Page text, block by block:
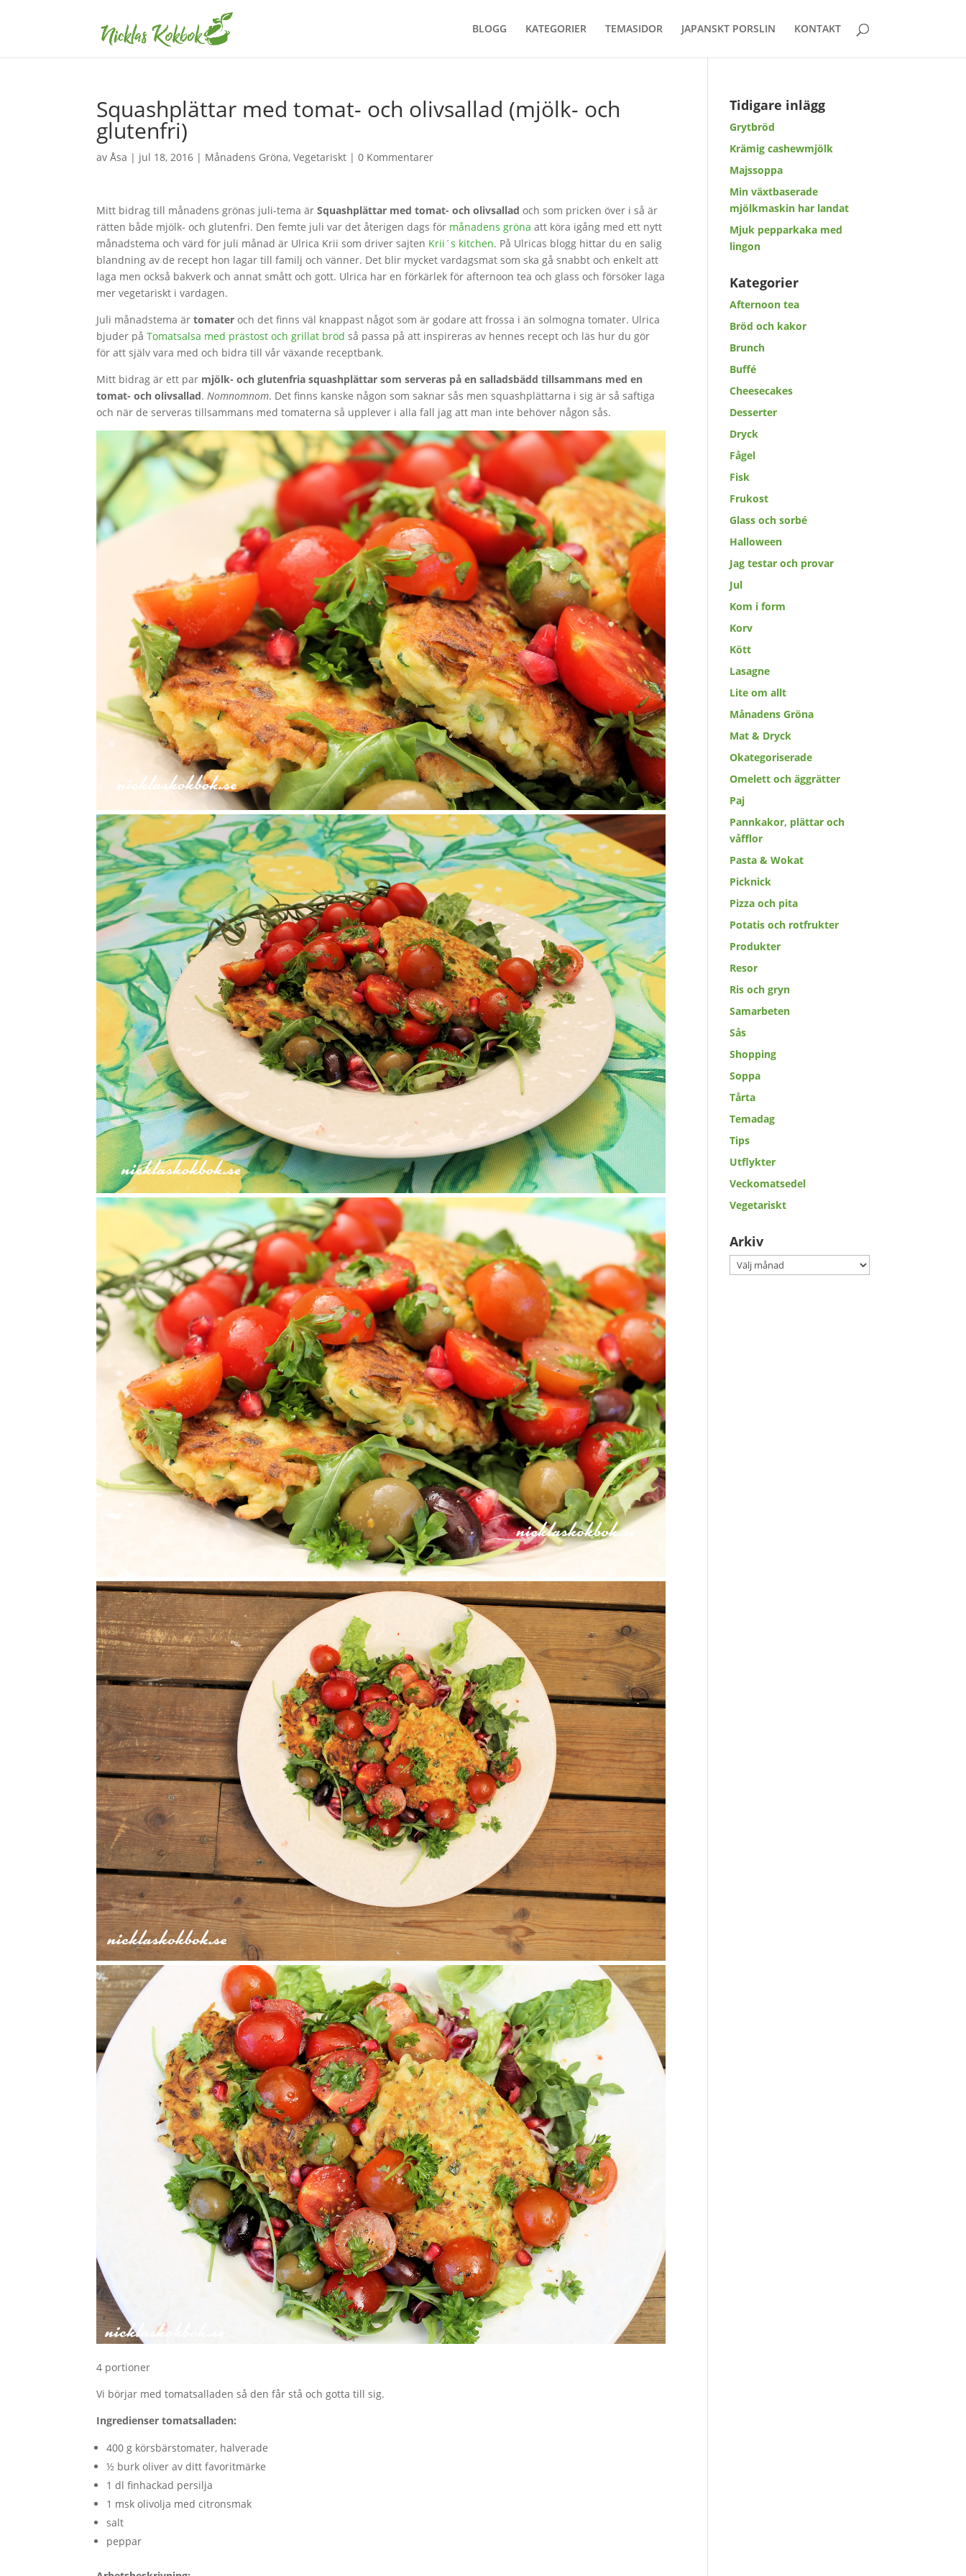
BLOGG KATEGORIER TEMASIDOR JAPANSKT PORSLIN KONTAKT
Squashplättar med tomat- och olivsallad (mjölk- och
glutenfri)
avÅsa | jul 18, 2016 | Månadens Gröna,Vegetariskt |0 Kommentarer
Mitt bidrag till månadens grönas juli-tema ärSquashplättar med tomat- och olivsallad och som pricken över i så är
rätten både mjölk- och glutenfri. Den femte juli var det återigen dags för månadens gröna att köra igång med ett nytt
månadstema och värd för juli månad är Ulrica Krii som driver sajten Krii´s kitchen. På Ulricas blogg hittar du en salig
blandning av de recept hon lagar till familj och vänner. Det blir mycket vardagsmat som ska gå snabbt och enkelt att
laga men också bakverk och annat smått och gott. Ulrica har en förkärlek för afternoon tea och glass och försöker laga
mer vegetariskt i vardagen.
Juli månadstema ärtomater och det finns väl knappast något som är godare att frossa i än solmogna tomater. Ulrica
bjuder påTomatsalsa med prästost och grillat bröd så passa på att inspireras av hennes recept och läs hur du gör
för att själv vara med och bidra till vår växande receptbank.
Mitt bidrag är ett par mjölk- och glutenfria squashplättar som serveras på en salladsbädd tillsammans med en
tomat- och olivsallad.Nomnomnom. Det finns kanske någon som saknar sås men squashplättarna i sig är så saftiga
och när de serveras tillsammans med tomaterna så upplever i alla fall jag att man inte behöver någon sås.
4 portioner
Vi börjar med tomatsalladen så den får stå och gotta till sig.
Ingredienser tomatsalladen:
400 g körsbärstomater, halverade
½ burk oliver av ditt favoritmärke
1 dl finhackad persilja
1 msk olivolja med citronsmak
salt
peppar
Tidigare inlägg
Grytbröd
Krämig cashewmjölk
Majssoppa
Min växtbaserade
mjölkmaskin har landat
Mjuk pepparkaka med
lingon
Kategorier
Afternoon tea
Bröd och kakor
Brunch
Buffé
Cheesecakes
Desserter
Dryck
Fågel
Fisk
Frukost
Glass och sorbé
Halloween
Jag testar och provar
Jul
Kom i form
Korv
Kött
Lasagne
Lite om allt
Månadens Gröna
Mat & Dryck
Okategoriserade
Omelett och äggrätter
Paj
Pannkakor, plättar och
våfflor
Pasta & Wokat
Picknick
Pizza och pita
Potatis och rotfrukter
Produkter
Resor
Ris och gryn
Samarbeten
Sås
Shopping
Soppa
Tårta
Temadag
Tips
Utflykter
Veckomatsedel
Vegetariskt
Arkiv
Arkiv